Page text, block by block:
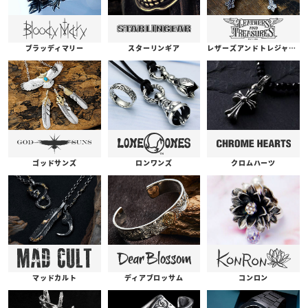
ブラッディマリー スターリンギア レザーズアンドトレジャーズ
ゴッドサンズ ロンワンズ クロムハーツ
マッドカルト ディアブロッサム コンロン